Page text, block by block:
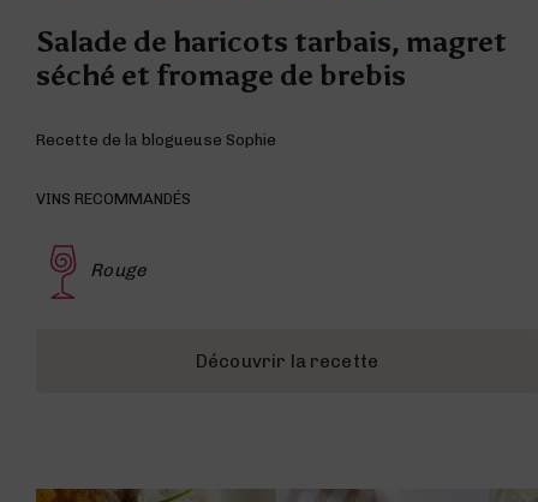
Salade de haricots tarbais, magret
séché et fromage de brebis
Recette de la blogueuse Sophie
VINS RECOMMANDÉS
Rouge
Découvrir la recette